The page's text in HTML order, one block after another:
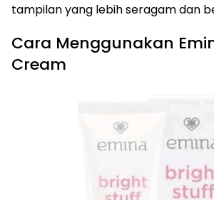
tampilan yang lebih seragam dan
Cara Menggunakan
Cream